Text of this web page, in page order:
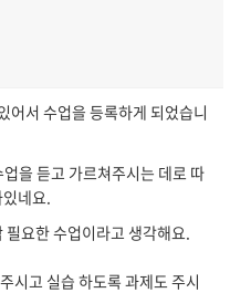
어서 수업을 등록하게 되었습니
을 듣고 가르쳐주시는 데로 따
네요.
요한 수업이라고 생각해요.
시고 실습 하도록 과제도 주시